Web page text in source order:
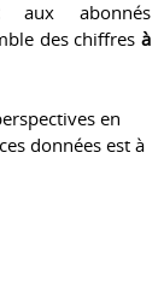
abonnés
des chiffres à
en
données est à